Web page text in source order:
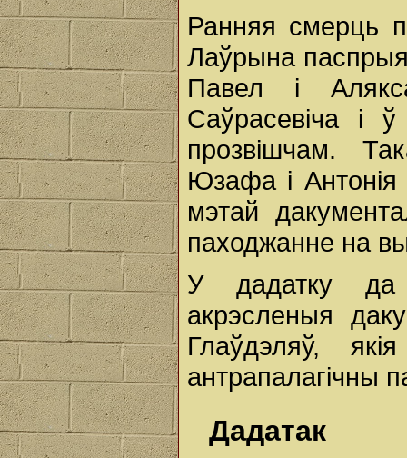
Ранняя смерць
Лаўрына
Павел і
Саўрасевіча і ў
прозвішчам.
Юзафа і Антонія
мэтай
паходжанне на
У дадатку да
акрэсленыя
Глаўдэляў,
антрапалагічны
Дадатак